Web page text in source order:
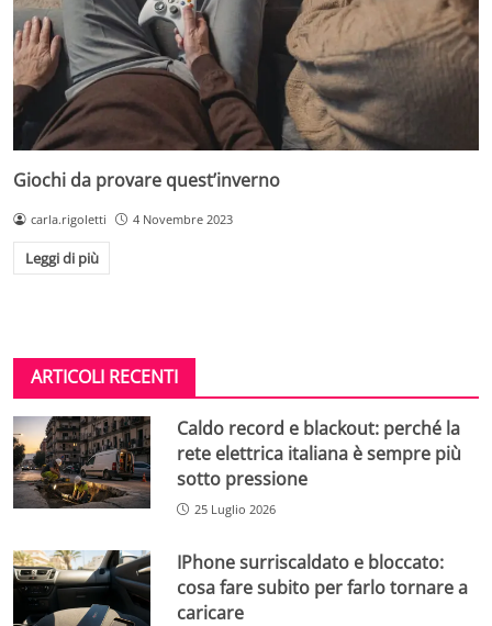
Giochi da provare quest’inverno
carla.rigoletti 4 Novembre 2023
Leggi di più
ARTICOLI RECENTI
Caldo record e blackout: perché la
rete elettrica italiana è sempre più
sotto pressione
25 Luglio 2026
IPhone surriscaldato e bloccato:
cosa fare subito per farlo tornare a
caricare